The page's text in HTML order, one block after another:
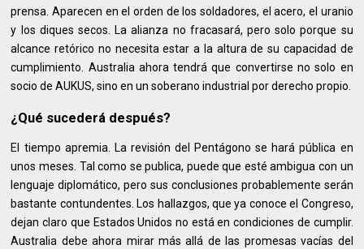
prensa. Aparecen en el orden de los soldadores, el acero, el uranio
y los diques secos. La alianza no fracasará, pero solo porque su
alcance retórico no necesita estar a la altura de su capacidad de
cumplimiento. Australia ahora tendrá que convertirse no solo en
socio de AUKUS, sino en un soberano industrial por derecho propio.
¿Qué sucederá después?
El tiempo apremia. La revisión del Pentágono se hará pública en
unos meses. Tal como se publica, puede que esté ambigua con un
lenguaje diplomático, pero sus conclusiones probablemente serán
bastante contundentes. Los hallazgos, que ya conoce el Congreso,
dejan claro que Estados Unidos no está en condiciones de cumplir.
Australia debe ahora mirar más allá de las promesas vacías del